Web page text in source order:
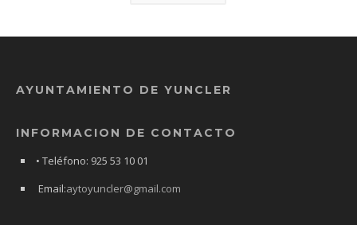
AYUNTAMIENTO DE YUNCLER
INFORMACION DE CONTACTO
• Teléfono: 925 53 10 01
Email:aytoyuncler@gmail.com